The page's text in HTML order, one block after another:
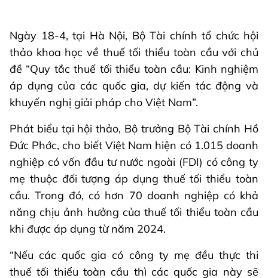
Ngày 18-4, tại Hà Nội, Bộ Tài chính tổ chức hội
thảo khoa học về thuế tối thiểu toàn cầu với chủ
đề “Quy tắc thuế tối thiểu toàn cầu: Kinh nghiệm
áp dụng của các quốc gia, dự kiến tác động và
khuyến nghị giải pháp cho Việt Nam”.
Phát biểu tại hội thảo, Bộ trưởng Bộ Tài chính Hồ
Đức Phớc, cho biết Việt Nam hiện có 1.015 doanh
nghiệp có vốn đầu tư nước ngoài (FDI) có công ty
mẹ thuộc đối tượng áp dụng thuế tối thiểu toàn
cầu. Trong đó, có hơn 70 doanh nghiệp có khả
năng chịu ảnh hưởng của thuế tối thiểu toàn cầu
khi được áp dụng từ năm 2024.
“Nếu các quốc gia có công ty mẹ đều thực thi
thuế tối thiểu toàn cầu thì các quốc gia này sẽ